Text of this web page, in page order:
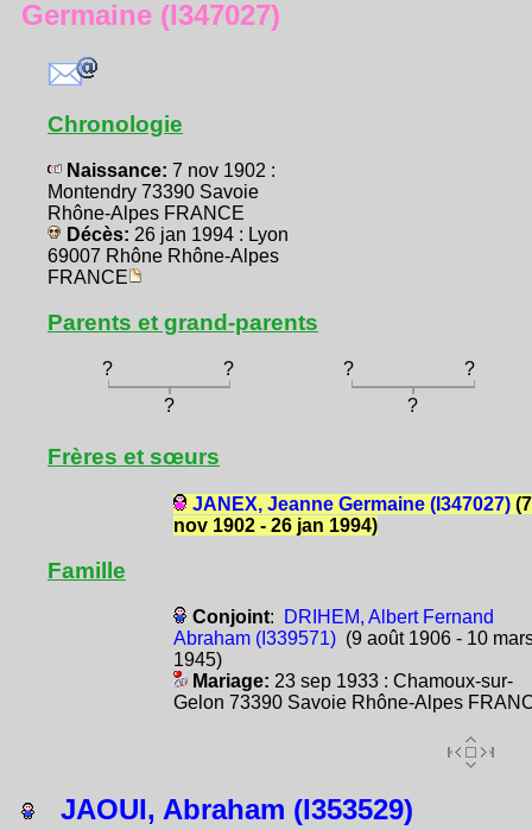
Germaine (I347027)
Chronologie
Naissance: 7 nov 1902 :
Montendry 73390 Savoie
Rhône-Alpes FRANCE
Décès: 26 jan 1994 : Lyon
69007 Rhône Rhône-Alpes
FRANCE
Parents et grand-parents
? ? ?
?
?
?
Frères et sœurs
JANEX, Jeanne Germaine (I347027)(7
nov 1902 - 26 jan 1994)
Famille
Conjoint:
DRIHEM, Albert Fernand
Abraham (I339571)(9 août 1906 - 10
1945)
Mariage: 23 sep 1933 : Chamoux-sur-
Gelon 73390 Savoie Rhône-Alpes
JAOUI, Abraham (I353529)